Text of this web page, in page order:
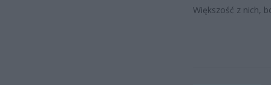
Większość z nich,